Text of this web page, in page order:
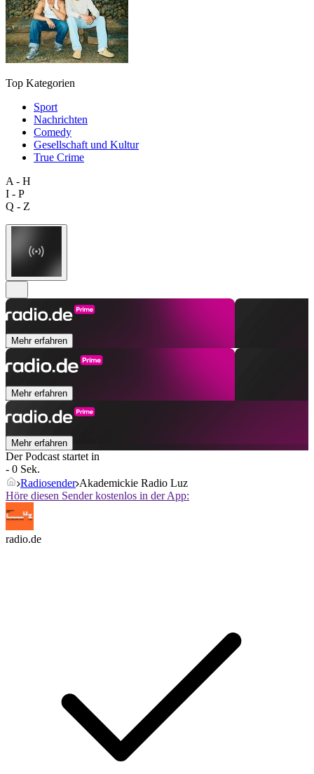
Top Kategorien
Sport
Nachrichten
Comedy
Gesellschaft und Kultur
True Crime
A - H
I - P
Q - Z
Mehr erfahren
Mehr erfahren
Mehr erfahren
Der Podcast startet in
- 0 Sek.
Radiosender Akademickie Radio Luz
Höre diesen Sender kostenlos in der App:
radio.de